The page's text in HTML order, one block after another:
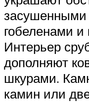
засушенными
гобеленами
Интерьер
дополняют
шкурами.
камин или